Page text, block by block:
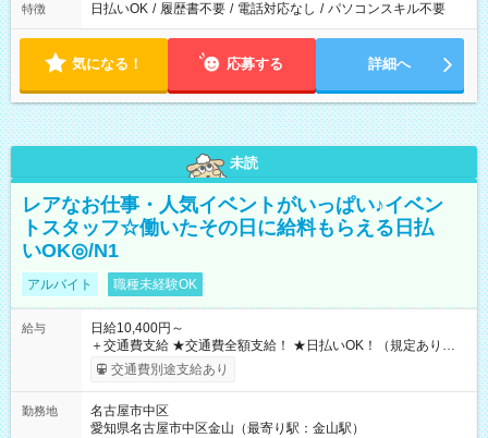
特徴 日払いOK / 履歴書不要 / 電話対応なし / パソコンスキル不要
気になる！ 応募する 詳細へ
未読
レアなお仕事・人気イベントがいっぱい♪イベン
トスタッフ☆働いたその日に給料もらえる日払
いOK◎/N1
アルバイト 職種未経験OK
給与
日給10,400円～
＋交通費支給 ★交通費全額支給！ ★日払いOK！（規定あり） ┗
働いたその日に現金GET♪ お仕事後はコンビニATMから 日払
交通費別途支給あり
勤務地
名古屋市中区
愛知県名古屋市中区金山（最寄り駅：金山駅）